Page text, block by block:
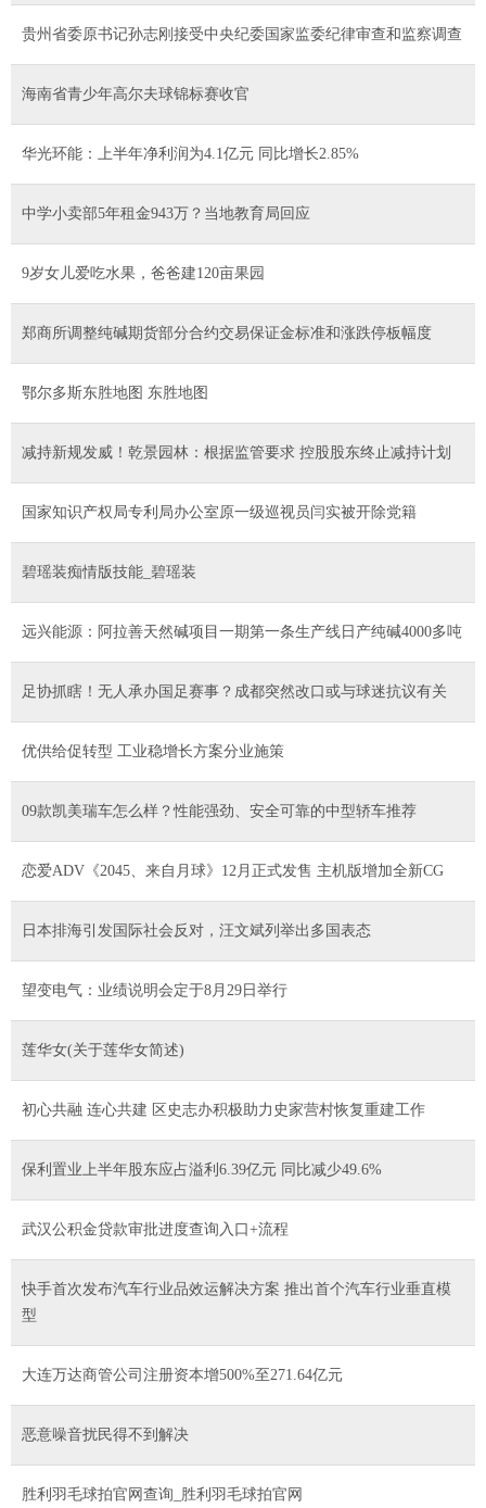
贵州省委原书记孙志刚接受中央纪委国家监委纪律审查和监察调查
海南省青少年高尔夫球锦标赛收官
华光环能：上半年净利润为4.1亿元 同比增长2.85%
中学小卖部5年租金943万？当地教育局回应
9岁女儿爱吃水果，爸爸建120亩果园
郑商所调整纯碱期货部分合约交易保证金标准和涨跌停板幅度
鄂尔多斯东胜地图 东胜地图
减持新规发威！乾景园林：根据监管要求 控股股东终止减持计划
国家知识产权局专利局办公室原一级巡视员闫实被开除党籍
碧瑶装痴情版技能_碧瑶装
远兴能源：阿拉善天然碱项目一期第一条生产线日产纯碱4000多吨
足协抓瞎！无人承办国足赛事？成都突然改口或与球迷抗议有关
优供给促转型 工业稳增长方案分业施策
09款凯美瑞车怎么样？性能强劲、安全可靠的中型轿车推荐
恋爱ADV《2045、来自月球》12月正式发售 主机版增加全新CG
日本排海引发国际社会反对，汪文斌列举出多国表态
望变电气：业绩说明会定于8月29日举行
莲华女(关于莲华女简述)
初心共融 连心共建 区史志办积极助力史家营村恢复重建工作
保利置业上半年股东应占溢利6.39亿元 同比减少49.6%
武汉公积金贷款审批进度查询入口+流程
快手首次发布汽车行业品效运解决方案 推出首个汽车行业垂直模
型
大连万达商管公司注册资本增500%至271.64亿元
恶意噪音扰民得不到解决
胜利羽毛球拍官网查询_胜利羽毛球拍官网